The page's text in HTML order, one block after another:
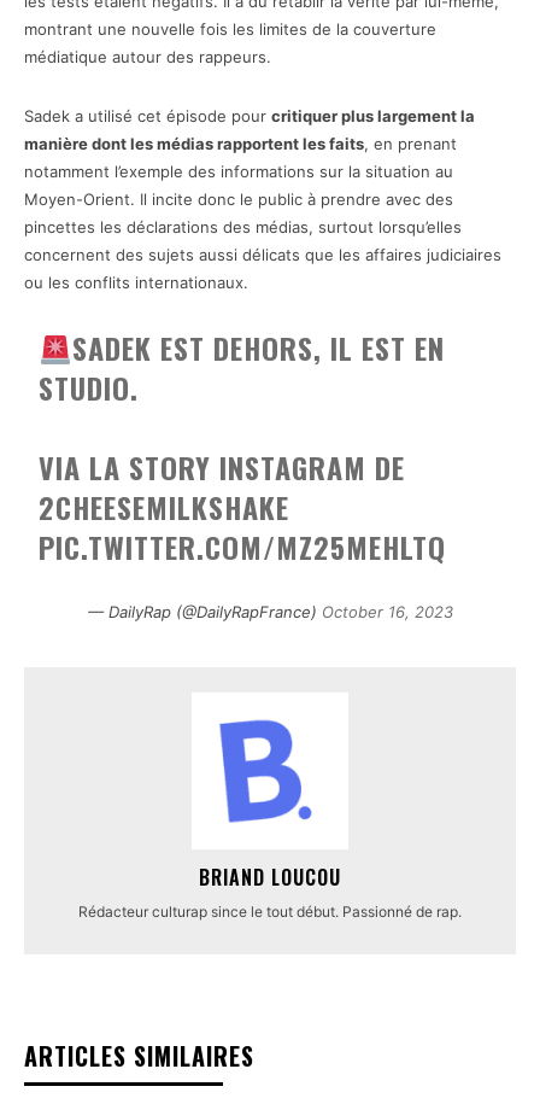
montrant une nouvelle fois les limites de la couverture
médiatique autour des rappeurs.
Sadek a utilisé cet épisode pour critiquer plus largement la
manière dont les médias rapportent les faits, en prenant
notamment l’exemple des informations sur la situation au
Moyen-Orient. Il incite donc le public à prendre avec des
pincettes les déclarations des médias, surtout lorsqu’elles
concernent des sujets aussi délicats que les affaires judiciaires
ou les conflits internationaux.
SADEK EST DEHORS, IL EST EN
STUDIO.
VIA LA STORY INSTAGRAM DE
2CHEESEMILKSHAKE
PIC.TWITTER.COM/MZ25MEHLTQ
— DailyRap (@DailyRapFrance) October 16, 2023
BRIAND LOUCOU
Rédacteur culturap since le tout début. Passionné de rap.
ARTICLES SIMILAIRES